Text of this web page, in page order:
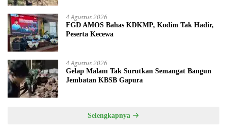
4 Agustus 2026
FGD AMOS Bahas KDKMP, Kodim Tak Hadir,
Peserta Kecewa
4 Agustus 2026
Gelap Malam Tak Surutkan Semangat Bangun
Jembatan KBSB Gapura
Selengkapnya